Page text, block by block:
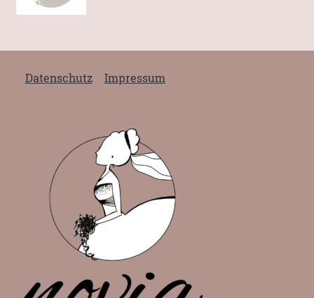
Datenschutz Impressum